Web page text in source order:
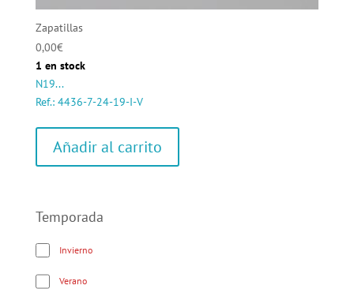
Zapatillas
0,00€
1 en stock
N19...
Ref.: 4436-7-24-19-I-V
Añadir al carrito
Temporada
Invierno
Verano